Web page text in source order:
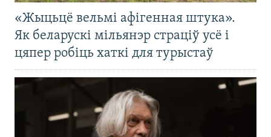
«Жыцьцё вельмі афігенная штука».
Як беларускі мільянэр страціў усё і
цяпер робіць хаткі для турыстаў